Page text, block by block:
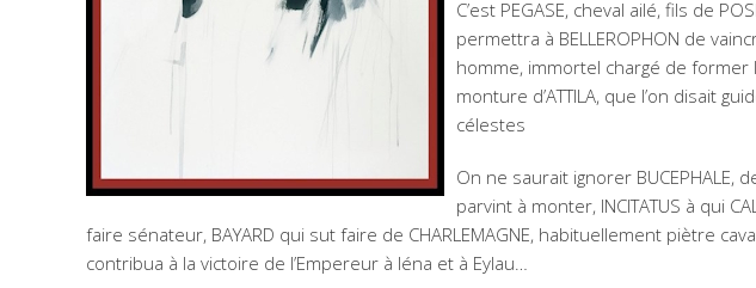
C’est PEGASE, cheval ailé, fils de
permettra à BELLEROPHON de
homme, immortel chargé de former
monture d’ATTILA, que l’on disait
célestes
On ne saurait ignorer BUCEPHALE,
parvint à monter, INCITATUS à qui
faire sénateur, BAYARD qui sut faire de CHARLEMAGNE, habituellement piètre
contribua à la victoire de l’Empereur à Iéna et à Eylau…